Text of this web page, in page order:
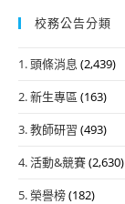
校務公告分類
1. 頭條消息 (2,439)
2. 新生專區 (163)
3. 教師研習 (493)
4. 活動&競賽(2,630)
5. 榮譽榜(182)